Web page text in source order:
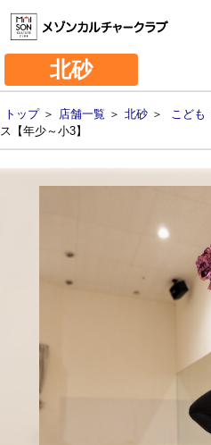
北砂
トップ＞ 店舗一覧 ＞ 北砂 ＞ こども
ス【年少～小3】